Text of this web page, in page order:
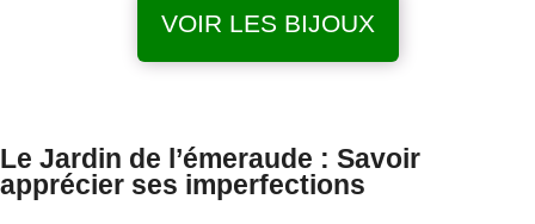
VOIR LES BIJOUX
Le Jardin de l’émeraude : Savoir
apprécier ses imperfections